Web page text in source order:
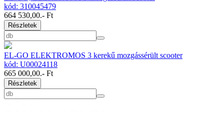
kód: 310045479
664 530,00.- Ft
Részletek
EL-GO ELEKTROMOS 3 kerekű mozgássérült scooter
kód: U00024118
665 000,00.- Ft
Részletek